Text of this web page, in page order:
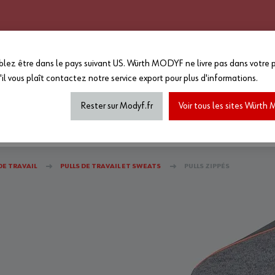
-15% sur le reste du site
*Offre non cumulable avec toutes
de marquage...) dans la limite
MAGASIN...
TRAVAIL PULLS DE TRAVAIL ET SWEATS PULLS ZIPPÉS
être dans le pays suivant US. Würth MODYF ne livre pas dans votre
vous plaît contactez notre service export pour plus d'informations.
Rester sur Modyf.fr Voir tous les sites Würth